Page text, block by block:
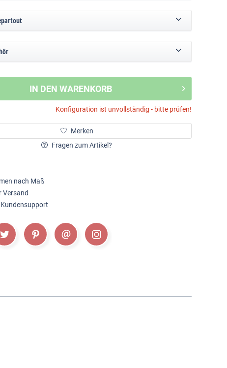
IN DEN WARENKORB
Konfiguration ist unvollständig - bitte prüfen!
Merken
Fragen zum Artikel?
nach Maß
Versand